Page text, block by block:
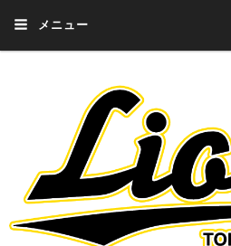
メニュー